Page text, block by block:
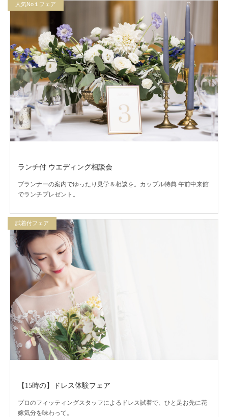
人気No１フェア
ランチ付 ウエディング相談会
プランナーの案内でゆったり見学＆相談を。カップル特典 午前中来館
でランチプレゼント。
試着付フェア
【15時の】ドレス体験フェア
プロのフィッティングスタッフによるドレス試着で、ひと足お先に花
嫁気分を味わって。